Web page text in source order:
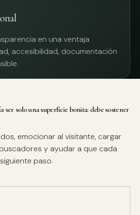
en una ventaja
accesibilidad, documentación
solo una superficie bonita: debe sostener
emocionar al visitante, cargar
y ayudar a que cada
paso.